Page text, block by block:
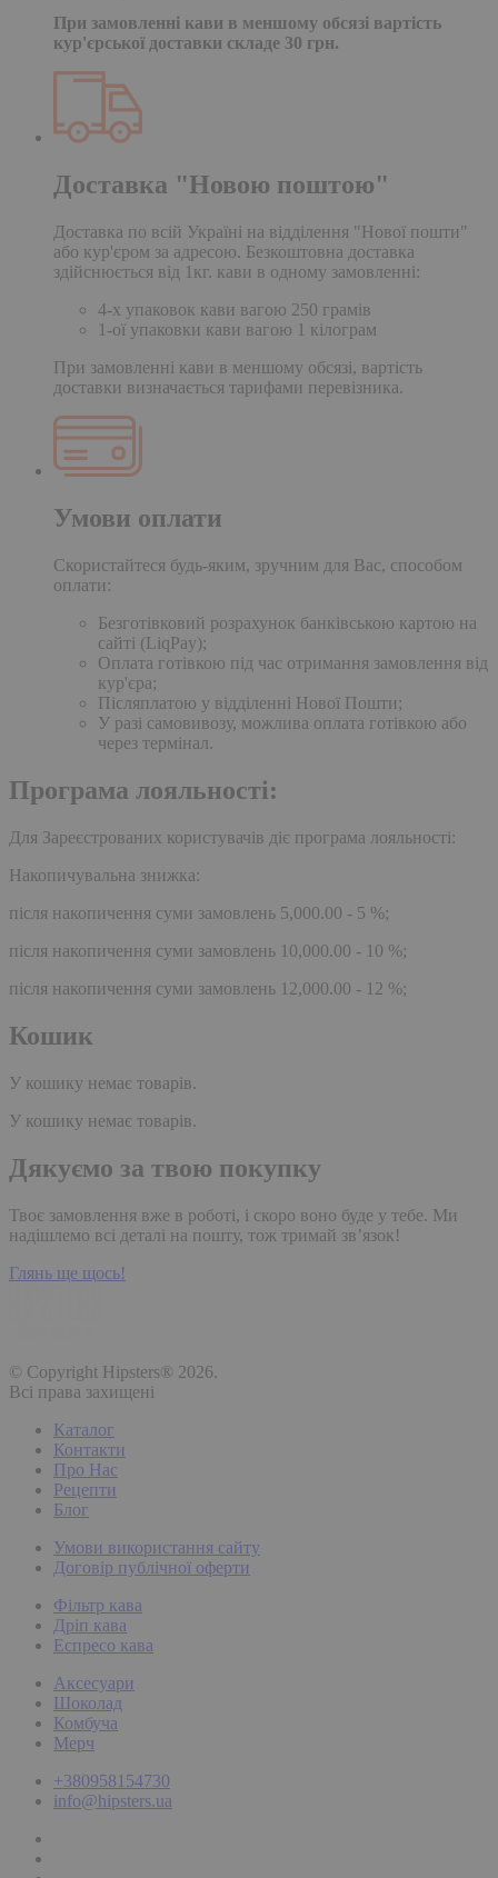
При замовленні кави в меншому обсязі вартість
кур'єрської доставки складе 30 грн.
Доставка "Новою поштою"
Доставка по всій Україні на відділення "Нової пошти"
або кур'єром за адресою. Безкоштовна доставка
здійснюється від 1кг. кави в одному замовленні:
4-х упаковок кави вагою 250 грамів
1-ої упаковки кави вагою 1 кілограм
При замовленні кави в меншому обсязі, вартість
доставки визначається тарифами перевізника.
Умови оплати
Скористайтеся будь-яким, зручним для Вас, способом
оплати:
Безготівковий розрахунок банківською картою на
сайті (LiqPay);
Оплата готівкою під час отримання замовлення від
кур'єра;
Післяплатою у відділенні Нової Пошти;
У разі самовивозу, можлива оплата готівкою або
через термінал.
Програма лояльності:
Для Зареєстрованих користувачів діє програма лояльності:
Накопичувальна знижка:
після накопичення суми замовлень 5,000.00 - 5 %;
після накопичення суми замовлень 10,000.00 - 10 %;
після накопичення суми замовлень 12,000.00 - 12 %;
Кошик
У кошику немає товарів.
У кошику немає товарів.
Дякуємо за твою покупку
Твоє замовлення вже в роботі, і скоро воно буде у тебе. Ми
надішлемо всі деталі на пошту, тож тримай зв’язок!
Глянь ще щось!
© Copyright Hipsters® 2026.
Всі права захищені
Каталог
Контакти
Про Нас
Рецепти
Блог
Умови використання сайту
Договір публічної оферти
Фільтр кава
Дріп кава
Еспресо кава
Аксесуари
Шоколад
Комбуча
Мерч
+380958154730
info@hipsters.ua